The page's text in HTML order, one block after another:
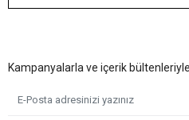
Kampanyalarla ve içerik